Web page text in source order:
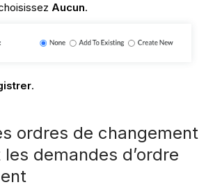
Aucun.
.
ordres de changement
demandes d’ordre